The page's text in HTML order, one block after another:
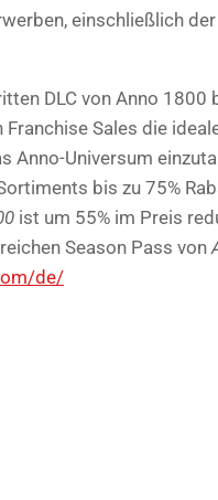
einschließlich
DLC von Anno
Franchise Sales die
Anno-Universum
bis zu 75%
ist um 55% im Preis
Season Pass von
de/